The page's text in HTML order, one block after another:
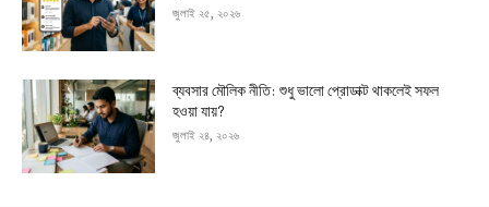
জুলাই ২৫, ২০২৬
ব্যবসার মৌলিক নীতি: শুধু ভালো প্রোডাক্ট থাকলেই সফল
হওয়া যায়?
জুলাই ২৪, ২০২৬